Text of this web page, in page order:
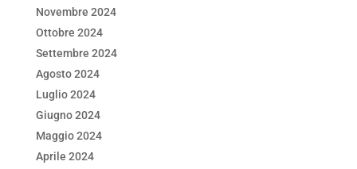
Novembre 2024
Ottobre 2024
Settembre 2024
Agosto 2024
Luglio 2024
Giugno 2024
Maggio 2024
Aprile 2024